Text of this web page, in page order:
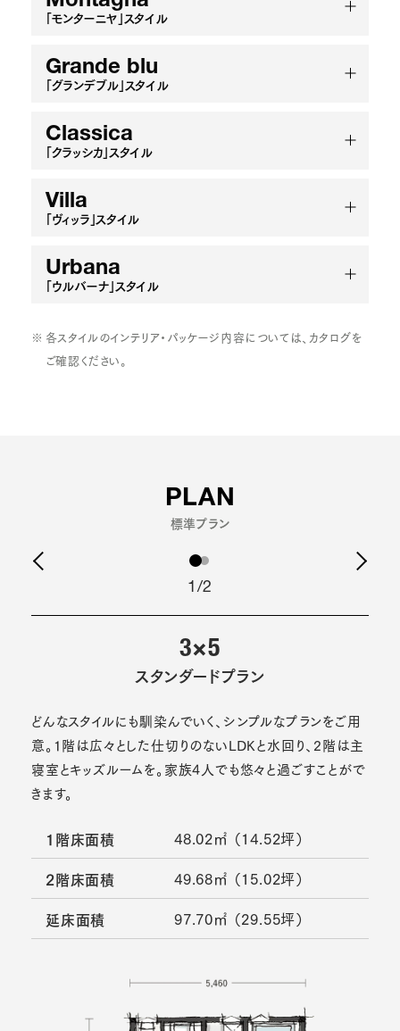
「モンターニヤ」スタイル
Grande blu
「グランデブル」スタイル
Classica
「クラッシカ」スタイル
Villa
「ヴィッラ」スタイル
Urbana
「ウルバーナ」スタイル
各スタイルのインテリア・パッケージ内容については、カタログを
ご確認ください。
PLAN
標準プラン
1/2
3×5
スタンダードプラン
どんなスタイルにも馴染んでいく、シンプルなプランをご用
意。1階は広々とした仕切りのないLDKと水回り、2階は主
寝室とキッズルームを。家族4人でも悠々と過ごすことがで
きます。
1階床面積 48.02㎡ （14.52坪）
2階床面積 49.68㎡ （15.02坪）
延床面積 97.70㎡ （29.55坪）